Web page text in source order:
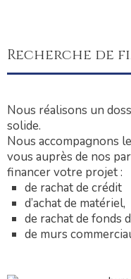
Recherche de
Nous réalisons un
solide.
Nous accompagnons
vous auprès de nos
financer votre projet :
de rachat de crédit
d’achat de matériel,
de rachat de fonds
de murs